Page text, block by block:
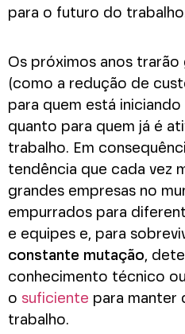
para o futuro do
Os próximos anos trarão
(como a redução de
para quem está iniciando
quanto para quem já é
trabalho. Em
tendência que cada vez
grandes empresas no
empurrados para
e equipes e, para
constante mutação,
conhecimento técnico
o suficiente para manter
trabalho.